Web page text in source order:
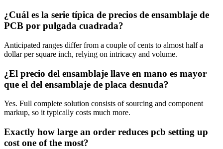
¿Cuál es la serie típica de precios de ensamblaje de
PCB por pulgada cuadrada?
Anticipated ranges differ from a couple of cents to almost half a
dollar per square inch, relying on intricacy and volume.
¿El precio del ensamblaje llave en mano es mayor
que el del ensamblaje de placa desnuda?
Yes. Full complete solution consists of sourcing and component
markup, so it typically costs much more.
Exactly how large an order reduces pcb setting up
cost one of the most?